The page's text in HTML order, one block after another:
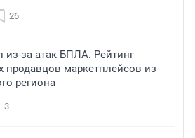
26
из-за атак БПЛА. Рейтинг
продавцов маркетплейсов из
региона
3